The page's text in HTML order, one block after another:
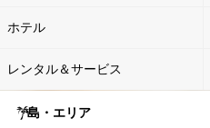
ホテル
レンタル＆サービス
島・エリア